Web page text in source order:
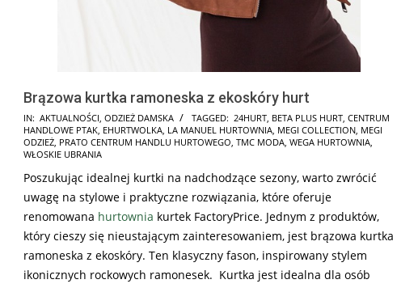
Brązowa kurtka ramoneska z ekoskóry hurt
2025-
12-
07
IN: AKTUALNOŚCI, ODZIEŻ DAMSKA TAGGED: 24HURT, BETA PLUS HURT, CENTRUM
HANDLOWE PTAK, EHURTWOLKA, LA MANUEL HURTOWNIA, MEGI COLLECTION, MEGI
ODZIEŻ, PRATO CENTRUM HANDLU HURTOWEGO, TMC MODA, WEGA HURTOWNIA,
WŁOSKIE UBRANIA
Poszukując idealnej kurtki na nadchodzące sezony, warto zwrócić
uwagę na stylowe i praktyczne rozwiązania, które oferuje
renomowana hurtownia kurtek FactoryPrice. Jednym z produktów,
który cieszy się nieustającym zainteresowaniem, jest brązowa kurtka
ramoneska z ekoskóry. Ten klasyczny fason, inspirowany stylem
ikonicznych rockowych ramonesek. Kurtka jest idealna dla osób